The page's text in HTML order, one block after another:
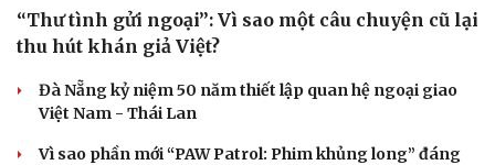
“Thư tình gửi ngoại”: Vì sao một câu chuyện cũ lại
thu hút khán giả Việt?
Đà Nẵng kỷ niệm 50 năm thiết lập quan hệ ngoại giao
Việt Nam - Thái Lan
Vì sao phần mới “PAW Patrol: Phim khủng long” đáng